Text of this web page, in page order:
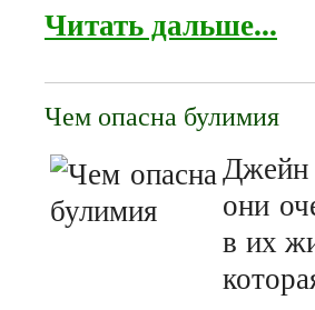
Читать дальше...
Чем опасна булимия
они
в их